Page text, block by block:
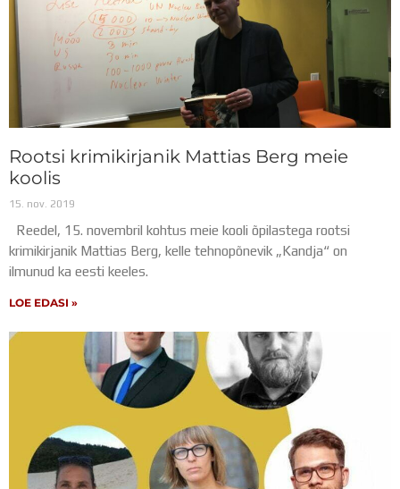
Rootsi krimikirjanik Mattias Berg meie
koolis
15. nov. 2019
Reedel, 15. novembril kohtus meie kooli õpilastega rootsi
krimikirjanik Mattias Berg, kelle tehnopõnevik „Kandja“ on
ilmunud ka eesti keeles.
LOE EDASI »